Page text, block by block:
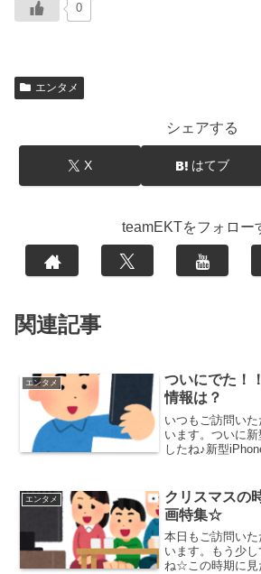
0
エンタメ
シェアする
X はてブ
teamEKTをフォロー
関連記事
エンタメ
ついにでた！
情報は？
いつもご訪問い
います。ついに
したね♪新型
ユーザ...
エンタメ
クリスマスの
画特集☆
本日もご訪問い
います。もう少
ね☆この時期に見